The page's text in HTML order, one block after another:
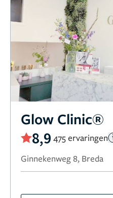
Glow Clinic®
8,9 475 ervaringen
Ginnekenweg 8, Breda